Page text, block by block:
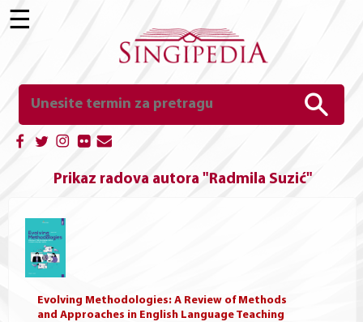
☰
Prikaz radova autora "Radmila Suzić"
Evolving Methodologies: A Review of Methods
and Approaches in English Language Teaching